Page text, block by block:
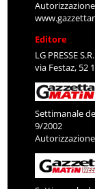
Editore
LG PRESSE
via Festaz, 52
Settimanale
9/2002